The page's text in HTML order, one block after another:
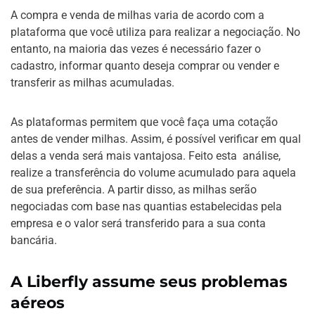
A compra e venda de milhas varia de acordo com a
plataforma que você utiliza para realizar a negociação. No
entanto, na maioria das vezes é necessário fazer o
cadastro, informar quanto deseja comprar ou vender e
transferir as milhas acumuladas.
As plataformas permitem que você faça uma cotação
antes de vender milhas. Assim, é possível verificar em qual
delas a venda será mais vantajosa. Feito esta análise,
realize a transferência do volume acumulado para aquela
de sua preferência. A partir disso, as milhas serão
negociadas com base nas quantias estabelecidas pela
empresa e o valor será transferido para a sua conta
bancária.
A Liberfly assume seus problemas
aéreos